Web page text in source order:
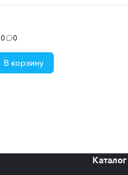
0 0
В корзину
Каталог